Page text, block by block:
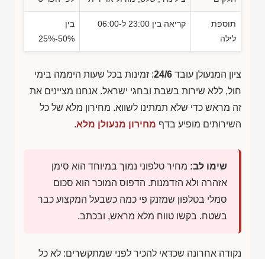
תוספת
לילה
קריאה בין 23:00 ל-06:00
בין
50%-25%
ציון המנעולן עובד 24/6: זמינות בכל שעות היממה בימי
חול, ללא שירות בשבת ובחגי ישראל. אנחנו מציינים את
זה מראש כדי שלא תמתינו לשווא. מחירון מלא של כל
השירותים מופיע בדף מחירון מנעולן מלא.
שימו לב: מחיר טלפוני נמוך במיוחד הוא סימן
אזהרה ולא הזדמנות. הדפוס המוכר הוא סכום
סמלי בטלפון שמזנק פי כמה כשבעל המקצוע כבר
בשטח. בקשו טווח מלא מראש, ובכתב.
נקודה אחרונה שכדאי להכיר לפני שמתקשרים: לא כל